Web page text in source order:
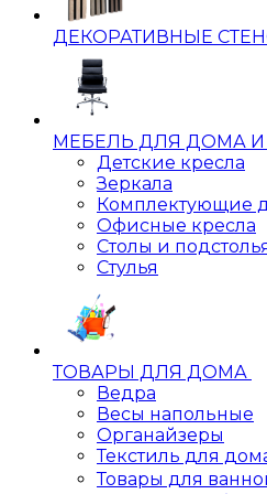
ДЕКОРАТИВНЫЕ
МЕБЕЛЬ ДЛЯ ДОМА
Детские кресла
Зеркала
Комплектующие
Офисные кресла
Столы и
Стулья
ТОВАРЫ ДЛЯ ДОМА
Ведра
Весы напольные
Органайзеры
Текстиль для
Товары для